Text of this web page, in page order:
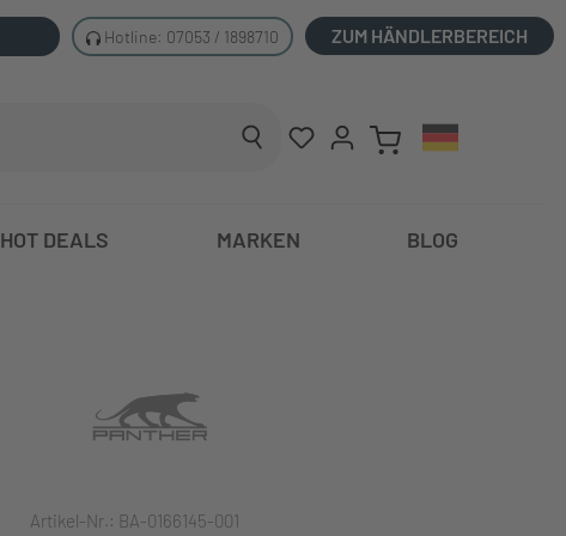
Hotline: 07053 / 1898710 ZUM HÄNDLERBEREICH
HOT DEALS MARKEN BLOG
Artikel-Nr.: BA-0166145-001